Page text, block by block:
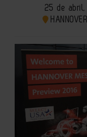
25 de abril,
HANNOVER